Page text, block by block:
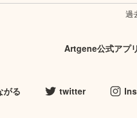
過
Artgene公式アプリ
がる twitter